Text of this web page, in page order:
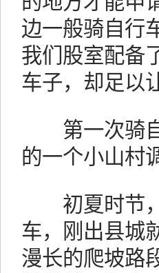
边一般骑自行
我们股室配备
车子，却足以
第一次骑自
的一个小山村
初夏时节，
车，刚出县城
漫长的爬坡路